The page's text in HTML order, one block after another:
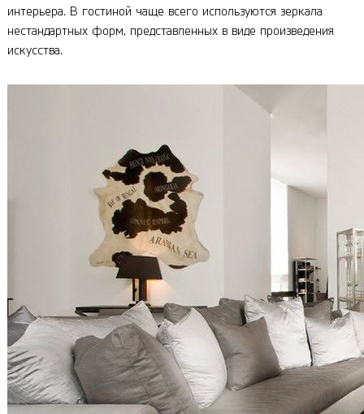
интерьера. В гостиной чаще всего используются зеркала
нестандартных форм, представленных в виде произведения
искусства.